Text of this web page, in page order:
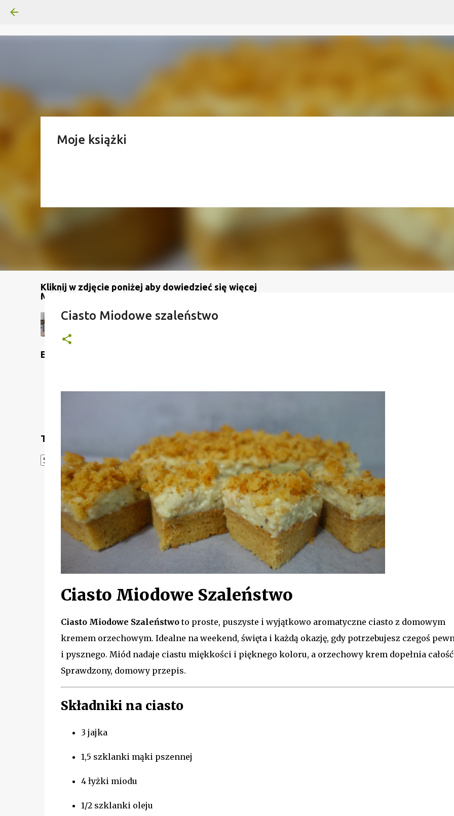
Kliknij w zdjęcie poniżej aby dowiedzieć się więcej
Moje książki
Mój kanał na YouTube
Etykiety
Translate
Powered by Translate
Ciasto Miodowe szaleństwo
Ciasto Miodowe Szaleństwo
Ciasto Miodowe Szaleństwo to proste, puszyste i wyjątkowo aromatyczne ciasto z domowym
kremem orzechowym. Idealne na weekend, święta i każdą okazję, gdy potrzebujesz czegoś
i pysznego. Miód nadaje ciastu miękkości i pięknego koloru, a orzechowy krem dopełnia
Sprawdzony, domowy przepis.
Składniki na ciasto
3 jajka
1,5 szklanki mąki pszennej
4 łyżki miodu
1/2 szklanki oleju